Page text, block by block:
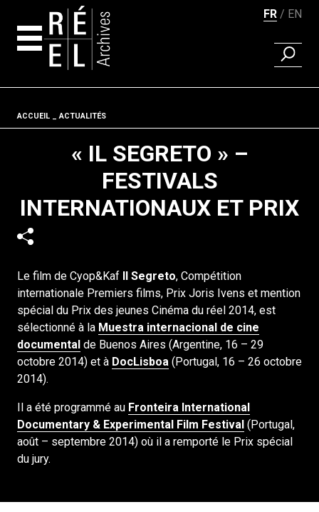
FR EN
Fil d'ariane
ACCUEIL ACTUALITÉS
« IL SEGRETO » –
FESTIVALS
INTERNATIONAUX ET PRIX
Le film de Cyop&Kaf Il Segreto, Compétition
internationale Premiers films, Prix Joris Ivens et mention
spécial du Prix des jeunes Cinéma du réel 2014, est
sélectionné à la Muestra internacional de cine
documental de Buenos Aires (Argentine, 16 – 29
octobre 2014) et à DocLisboa (Portugal, 16 – 26 octobre
2014).
Il a été programmé au Fronteira International
Documentary & Experimental Film Festival (Portugal,
août – septembre 2014) où il a remporté le Prix spécial
du jury.